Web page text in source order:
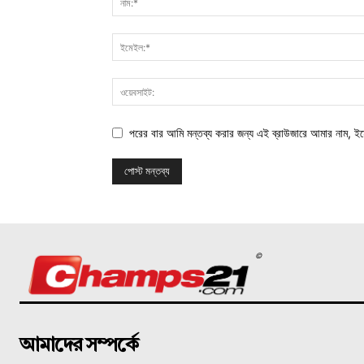
পরের বার আমি মন্তব্য করার জন্য এই ব্রাউজারে আমার নাম,
©
আমাদের সম্পর্কে